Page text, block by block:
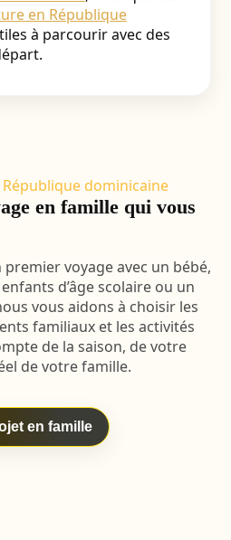
en République
à parcourir avec des
dominicaine
en famille qui vous
voyage avec un bébé,
d’âge scolaire ou un
vous aidons à choisir les
familiaux et les activités
de la saison, de votre
de votre famille.
en famille